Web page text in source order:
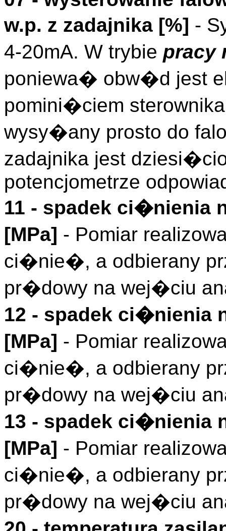
w.p. z zadajnika [%] -
4-20mA. W trybie pracy
poniewa� obw�d jest
pomini�ciem
wysy�any prosto do
zadajnika jest
potencjometrze
11 - spadek ci�nienia
[MPa] - Pomiar
ci�nie�, a odbierany
pr�dowy na wej�ciu
12 - spadek ci�nienia
[MPa] - Pomiar
ci�nie�, a odbierany
pr�dowy na wej�ciu
13 - spadek ci�nienia
[MPa] - Pomiar
ci�nie�, a odbierany
pr�dowy na wej�ciu